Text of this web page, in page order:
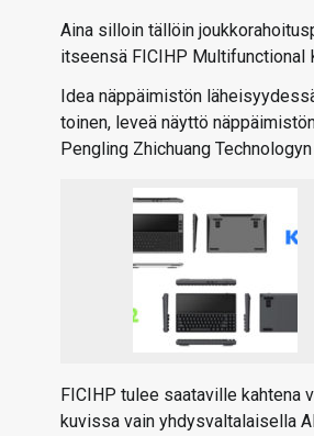
Aina silloin tällöin
itseensä FICIHP Multifunctional
Idea näppäimistön
toinen, leveä näyttö
Pengling Zhichuang
FICIHP tulee saataville kahtena
kuvissa vain yhdysvaltalaisella